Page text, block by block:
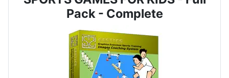
Pack - Complete